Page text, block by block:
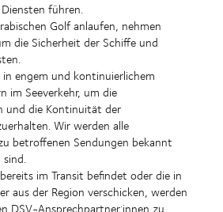
führen.
Golf anlaufen, nehmen
die Sicherheit der Schiffe und
in engem und kontinuierlichem
im Seeverkehr, um die
und die Kontinuität der
Wir werden alle
betroffenen Sendungen bekannt
im Transit befindet oder die in
aus der Region verschicken, werden
DSV-Ansprechpartner:innen zu